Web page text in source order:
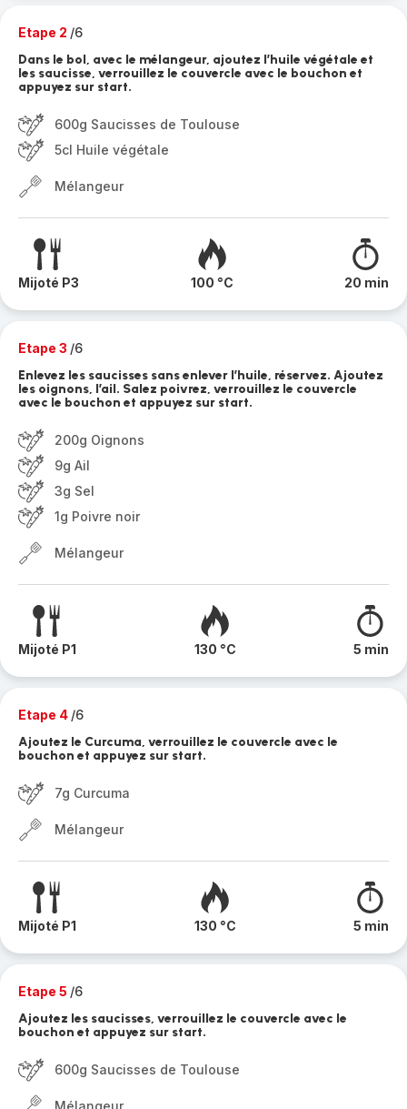
Etape 2 /6
Dans le bol, avec le mélangeur, ajoutez l’huile végétale et
les saucisse, verrouillez le couvercle avec le bouchon et
appuyez sur start.
600g Saucisses de Toulouse
5cl Huile végétale
Mélangeur
Mijoté P3 100 °C 20 min
Etape 3 /6
Enlevez les saucisses sans enlever l’huile, réservez. Ajoutez
les oignons, l’ail. Salez poivrez, verrouillez le couvercle
avec le bouchon et appuyez sur start.
200g Oignons
9g Ail
3g Sel
1g Poivre noir
Mélangeur
Mijoté P1 130 °C 5 min
Etape 4 /6
Ajoutez le Curcuma, verrouillez le couvercle avec le
bouchon et appuyez sur start.
7g Curcuma
Mélangeur
Mijoté P1 130 °C 5 min
Etape 5 /6
Ajoutez les saucisses, verrouillez le couvercle avec le
bouchon et appuyez sur start.
600g Saucisses de Toulouse
Mélangeur